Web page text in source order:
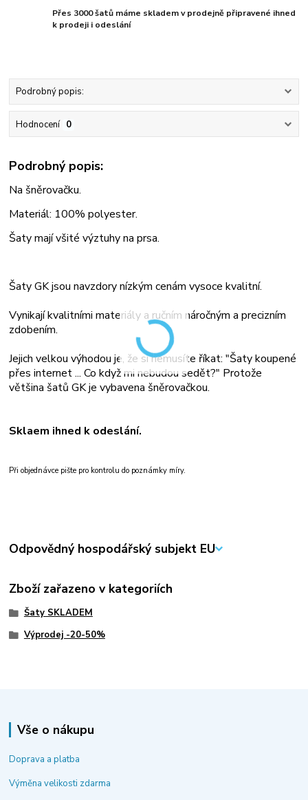
Přes 3000 šatů máme skladem v prodejně připravené ihned
k prodeji i odeslání
Podrobný popis:
Hodnocení 0
Podrobný popis:
Na šněrovačku.
Materiál: 100% polyester.
Šaty mají všité výztuhy na prsa.
Šaty GK jsou navzdory nízkým cenám vysoce kvalitní.
Vynikají kvalitními materiály a ručním náročným a precizním
zdobením.
Jejich velkou výhodou je, že si nemusíte říkat: "Šaty koupené
přes internet ... Co když mi nebudou sedět?" Protože
většina šatů GK je vybavena šněrovačkou.
Sklaem ihned k odeslání.
Při objednávce pište pro kontrolu do poznámky míry.
Odpovědný hospodářský subjekt EU
Zboží zařazeno v kategoriích
Šaty SKLADEM
Výprodej -20-50%
Vše o nákupu
Doprava a platba
Výměna velikosti zdarma